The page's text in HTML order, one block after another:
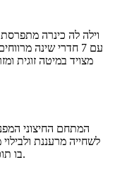
מצויד במיטה זוגית
המתחם החיצוני
בו תוכלו להירגע וליהנות מהאוויר הצח והנוף הפנורמי.